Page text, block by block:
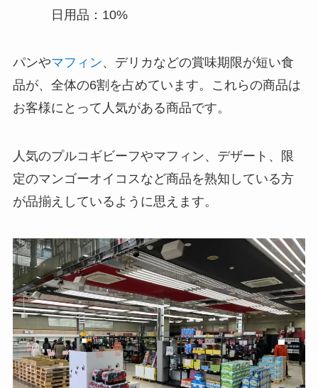
日用品：10%
パンやマフィン、デリカなどの賞味期限が短い食
品が、全体の6割を占めています。これらの商品は
お客様にとって人気がある商品です。
人気のプルコギビーフやマフィン、デザート、限
定のマンゴーオイコスなど商品を熟知している方
が品揃えしているように思えます。